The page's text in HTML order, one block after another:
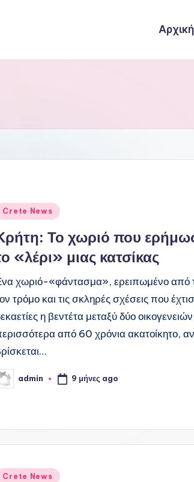
Αρχική
Crete News
Το χωριό που
«λέρι» μιας κατσίκας
χωριό-«φάντασμα», ερειπωμένο από
τρόμο και τις σκληρές σχέσεις που
η βεντέτα μεταξύ δύο
από 60 χρόνια ακατοίκητο,
admin 9 μήνες ago
Crete News